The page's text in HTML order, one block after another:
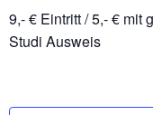
9,- € Eintritt / 5,- € mit
Studi Ausweis